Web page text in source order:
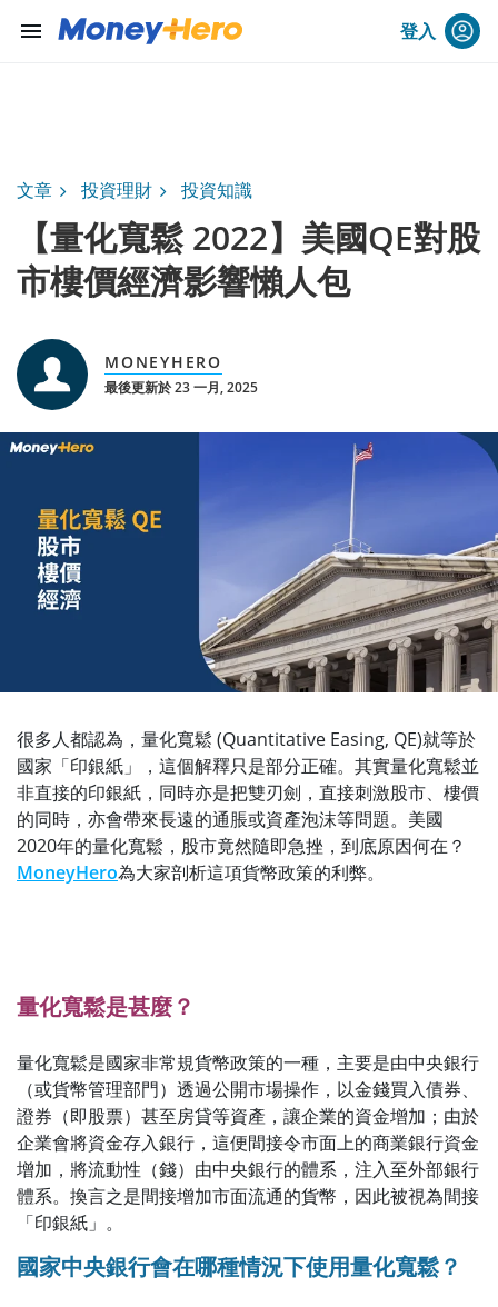
menu 登入
文章 投資理財 投資知識
【量化寬鬆 2022】美國QE對股
市樓價經濟影響懶人包
MONEYHERO
最後更新於 23 一月, 2025
很多人都認為，量化寬鬆 (Quantitative Easing, QE)就等於
國家「印銀紙」，這個解釋只是部分正確。其實量化寬鬆並
非直接的印銀紙，同時亦是把雙刃劍，直接刺激股市、樓價
的同時，亦會帶來長遠的通脹或資產泡沫等問題。美國
2020年的量化寬鬆，股市竟然隨即急挫，到底原因何在？
MoneyHero為大家剖析這項貨幣政策的利弊。
量化寬鬆是甚麼？
量化寬鬆是國家非常規貨幣政策的一種，主要是由中央銀行
（或貨幣管理部門）透過公開市場操作，以金錢買入債券、
證券（即股票）甚至房貸等資產，讓企業的資金增加；由於
企業會將資金存入銀行，這便間接令市面上的商業銀行資金
增加，將流動性（錢）由中央銀行的體系，注入至外部銀行
體系。換言之是間接增加市面流通的貨幣，因此被視為間接
「印銀紙」。
國家中央銀行會在哪種情況下使用量化寬鬆？